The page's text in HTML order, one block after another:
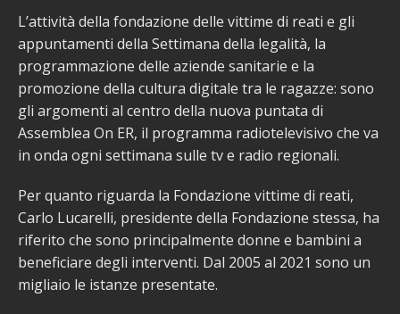
L’attività della fondazione delle vittime di reati e gli
appuntamenti della Settimana della legalità, la
programmazione delle aziende sanitarie e la
promozione della cultura digitale tra le ragazze: sono
gli argomenti al centro della nuova puntata di
Assemblea On ER, il programma radiotelevisivo che va
in onda ogni settimana sulle tv e radio regionali.
Per quanto riguarda la Fondazione vittime di reati,
Carlo Lucarelli, presidente della Fondazione stessa, ha
riferito che sono principalmente donne e bambini a
beneficiare degli interventi. Dal 2005 al 2021 sono un
migliaio le istanze presentate.